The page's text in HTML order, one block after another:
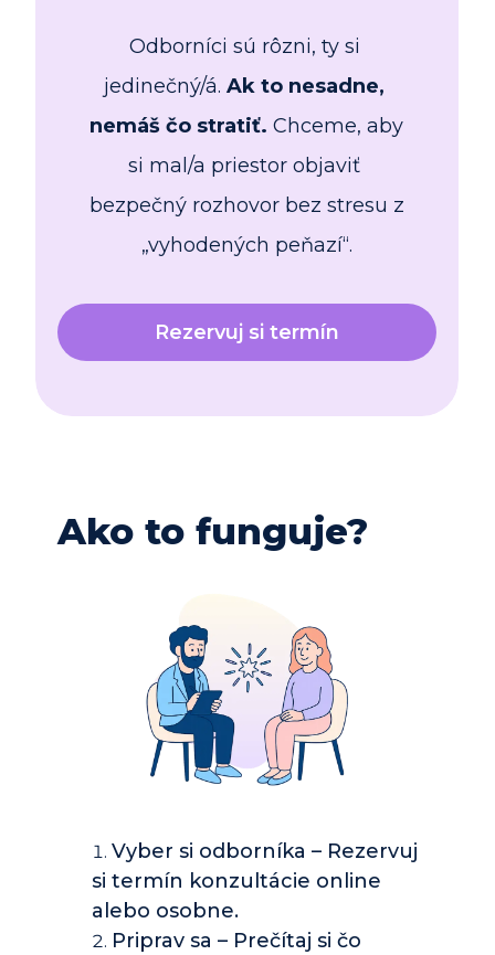
Odborníci sú rôzni, ty si
jedinečný/á. Ak to nesadne,
nemáš čo stratiť. Chceme, aby
si mal/a priestor objaviť
bezpečný rozhovor bez stresu z
„vyhodených peňazí“.
Rezervuj si termín
Ako to funguje?
Vyber si odborníka – Rezervuj
si termín konzultácie online
alebo osobne.
Priprav sa – Prečítaj si čo